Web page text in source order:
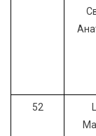
52